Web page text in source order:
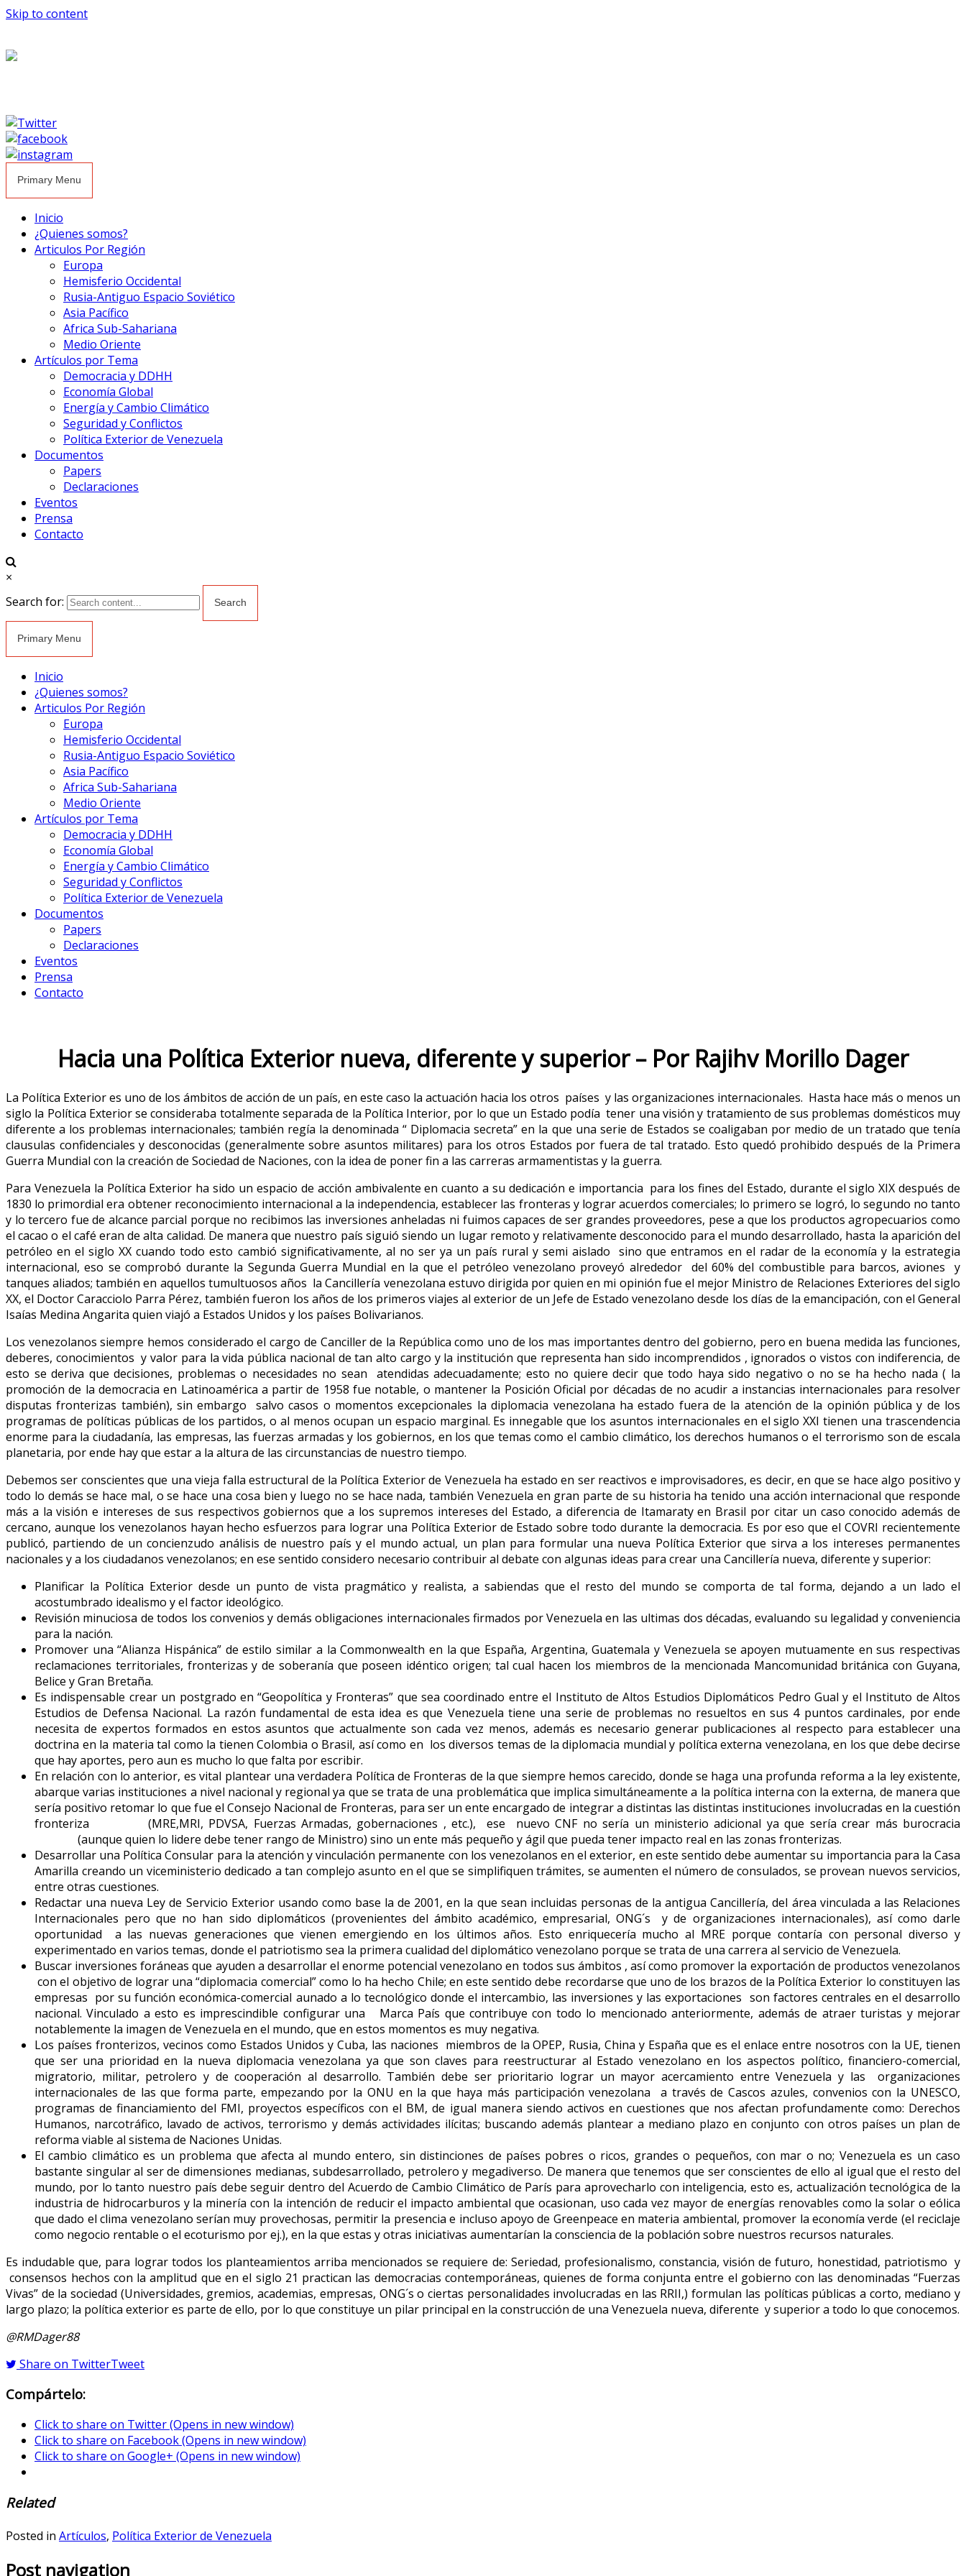
Skip to content
Primary Menu
Inicio
¿Quienes somos?
Articulos Por Región
Europa
Hemisferio Occidental
Rusia-Antiguo Espacio Soviético
Asia Pacífico
Africa Sub-Sahariana
Medio Oriente
Artículos por Tema
Democracia y DDHH
Economía Global
Energía y Cambio Climático
Seguridad y Conflictos
Política Exterior de Venezuela
Documentos
Papers
Declaraciones
Eventos
Prensa
Contacto
×
Search for:
Primary Menu
Inicio
¿Quienes somos?
Articulos Por Región
Europa
Hemisferio Occidental
Rusia-Antiguo Espacio Soviético
Asia Pacífico
Africa Sub-Sahariana
Medio Oriente
Artículos por Tema
Democracia y DDHH
Economía Global
Energía y Cambio Climático
Seguridad y Conflictos
Política Exterior de Venezuela
Documentos
Papers
Declaraciones
Eventos
Prensa
Contacto
Hacia una Política Exterior nueva, diferente y superior – Por Rajihv Morillo Dager
La Política Exterior es uno de los ámbitos de acción de un país, en este caso la actuación hacia los otros países y las organizaciones internacionales. Hasta hace más o menos un
siglo la Política Exterior se consideraba totalmente separada de la Política Interior, por lo que un Estado podía tener una visión y tratamiento de sus problemas domésticos muy
diferente a los problemas internacionales; también regía la denominada “ Diplomacia secreta” en la que una serie de Estados se coaligaban por medio de un tratado que tenía
clausulas confidenciales y desconocidas (generalmente sobre asuntos militares) para los otros Estados por fuera de tal tratado. Esto quedó prohibido después de la Primera
Guerra Mundial con la creación de Sociedad de Naciones, con la idea de poner fin a las carreras armamentistas y la guerra.
Para Venezuela la Política Exterior ha sido un espacio de acción ambivalente en cuanto a su dedicación e importancia para los fines del Estado, durante el siglo XIX después de
1830 lo primordial era obtener reconocimiento internacional a la independencia, establecer las fronteras y lograr acuerdos comerciales; lo primero se logró, lo segundo no tanto
y lo tercero fue de alcance parcial porque no recibimos las inversiones anheladas ni fuimos capaces de ser grandes proveedores, pese a que los productos agropecuarios como
el cacao o el café eran de alta calidad. De manera que nuestro país siguió siendo un lugar remoto y relativamente desconocido para el mundo desarrollado, hasta la aparición del
petróleo en el siglo XX cuando todo esto cambió significativamente, al no ser ya un país rural y semi aislado sino que entramos en el radar de la economía y la estrategia
internacional, eso se comprobó durante la Segunda Guerra Mundial en la que el petróleo venezolano proveyó alrededor del 60% del combustible para barcos, aviones y
tanques aliados; también en aquellos tumultuosos años la Cancillería venezolana estuvo dirigida por quien en mi opinión fue el mejor Ministro de Relaciones Exteriores del siglo
XX, el Doctor Caracciolo Parra Pérez, también fueron los años de los primeros viajes al exterior de un Jefe de Estado venezolano desde los días de la emancipación, con el General
Isaías Medina Angarita quien viajó a Estados Unidos y los países Bolivarianos.
Los venezolanos siempre hemos considerado el cargo de Canciller de la República como uno de los mas importantes dentro del gobierno, pero en buena medida las funciones,
deberes, conocimientos y valor para la vida pública nacional de tan alto cargo y la institución que representa han sido incomprendidos , ignorados o vistos con indiferencia, de
esto se deriva que decisiones, problemas o necesidades no sean atendidas adecuadamente; esto no quiere decir que todo haya sido negativo o no se ha hecho nada ( la
promoción de la democracia en Latinoamérica a partir de 1958 fue notable, o mantener la Posición Oficial por décadas de no acudir a instancias internacionales para resolver
disputas fronterizas también), sin embargo salvo casos o momentos excepcionales la diplomacia venezolana ha estado fuera de la atención de la opinión pública y de los
programas de políticas públicas de los partidos, o al menos ocupan un espacio marginal. Es innegable que los asuntos internacionales en el siglo XXI tienen una trascendencia
enorme para la ciudadanía, las empresas, las fuerzas armadas y los gobiernos, en los que temas como el cambio climático, los derechos humanos o el terrorismo son de escala
planetaria, por ende hay que estar a la altura de las circunstancias de nuestro tiempo.
Debemos ser conscientes que una vieja falla estructural de la Política Exterior de Venezuela ha estado en ser reactivos e improvisadores, es decir, en que se hace algo positivo y
todo lo demás se hace mal, o se hace una cosa bien y luego no se hace nada, también Venezuela en gran parte de su historia ha tenido una acción internacional que responde
más a la visión e intereses de sus respectivos gobiernos que a los supremos intereses del Estado, a diferencia de Itamaraty en Brasil por citar un caso conocido además de
cercano, aunque los venezolanos hayan hecho esfuerzos para lograr una Política Exterior de Estado sobre todo durante la democracia. Es por eso que el COVRI recientemente
publicó, partiendo de un concienzudo análisis de nuestro país y el mundo actual, un plan para formular una nueva Política Exterior que sirva a los intereses permanentes
nacionales y a los ciudadanos venezolanos; en ese sentido considero necesario contribuir al debate con algunas ideas para crear una Cancillería nueva, diferente y superior:
Planificar la Política Exterior desde un punto de vista pragmático y realista, a sabiendas que el resto del mundo se comporta de tal forma, dejando a un lado el
acostumbrado idealismo y el factor ideológico.
Revisión minuciosa de todos los convenios y demás obligaciones internacionales firmados por Venezuela en las ultimas dos décadas, evaluando su legalidad y conveniencia
para la nación.
Promover una “Alianza Hispánica” de estilo similar a la Commonwealth en la que España, Argentina, Guatemala y Venezuela se apoyen mutuamente en sus respectivas
reclamaciones territoriales, fronterizas y de soberanía que poseen idéntico origen; tal cual hacen los miembros de la mencionada Mancomunidad británica con Guyana,
Belice y Gran Bretaña.
Es indispensable crear un postgrado en “Geopolítica y Fronteras” que sea coordinado entre el Instituto de Altos Estudios Diplomáticos Pedro Gual y el Instituto de Altos
Estudios de Defensa Nacional. La razón fundamental de esta idea es que Venezuela tiene una serie de problemas no resueltos en sus 4 puntos cardinales, por ende
necesita de expertos formados en estos asuntos que actualmente son cada vez menos, además es necesario generar publicaciones al respecto para establecer una
doctrina en la materia tal como la tienen Colombia o Brasil, así como en los diversos temas de la diplomacia mundial y política externa venezolana, en los que debe decirse
que hay aportes, pero aun es mucho lo que falta por escribir.
En relación con lo anterior, es vital plantear una verdadera Política de Fronteras de la que siempre hemos carecido, donde se haga una profunda reforma a la ley existente,
abarque varias instituciones a nivel nacional y regional ya que se trata de una problemática que implica simultáneamente a la política interna con la externa, de manera que
sería positivo retomar lo que fue el Consejo Nacional de Fronteras, para ser un ente encargado de integrar a distintas las distintas instituciones involucradas en la cuestión
fronteriza (MRE,MRI, PDVSA, Fuerzas Armadas, gobernaciones , etc.), ese nuevo CNF no sería un ministerio adicional ya que sería crear más burocracia
(aunque quien lo lidere debe tener rango de Ministro) sino un ente más pequeño y ágil que pueda tener impacto real en las zonas fronterizas.
Desarrollar una Política Consular para la atención y vinculación permanente con los venezolanos en el exterior, en este sentido debe aumentar su importancia para la Casa
Amarilla creando un viceministerio dedicado a tan complejo asunto en el que se simplifiquen trámites, se aumenten el número de consulados, se provean nuevos servicios,
entre otras cuestiones.
Redactar una nueva Ley de Servicio Exterior usando como base la de 2001, en la que sean incluidas personas de la antigua Cancillería, del área vinculada a las Relaciones
Internacionales pero que no han sido diplomáticos (provenientes del ámbito académico, empresarial, ONG´s y de organizaciones internacionales), así como darle
oportunidad a las nuevas generaciones que vienen emergiendo en los últimos años. Esto enriquecería mucho al MRE porque contaría con personal diverso y
experimentado en varios temas, donde el patriotismo sea la primera cualidad del diplomático venezolano porque se trata de una carrera al servicio de Venezuela.
Buscar inversiones foráneas que ayuden a desarrollar el enorme potencial venezolano en todos sus ámbitos , así como promover la exportación de productos venezolanos
con el objetivo de lograr una “diplomacia comercial” como lo ha hecho Chile; en este sentido debe recordarse que uno de los brazos de la Política Exterior lo constituyen las
empresas por su función económica-comercial aunado a lo tecnológico donde el intercambio, las inversiones y las exportaciones son factores centrales en el desarrollo
nacional. Vinculado a esto es imprescindible configurar una Marca País que contribuye con todo lo mencionado anteriormente, además de atraer turistas y mejorar
notablemente la imagen de Venezuela en el mundo, que en estos momentos es muy negativa.
Los países fronterizos, vecinos como Estados Unidos y Cuba, las naciones miembros de la OPEP, Rusia, China y España que es el enlace entre nosotros con la UE, tienen
que ser una prioridad en la nueva diplomacia venezolana ya que son claves para reestructurar al Estado venezolano en los aspectos político, financiero-comercial,
migratorio, militar, petrolero y de cooperación al desarrollo. También debe ser prioritario lograr un mayor acercamiento entre Venezuela y las organizaciones
internacionales de las que forma parte, empezando por la ONU en la que haya más participación venezolana a través de Cascos azules, convenios con la UNESCO,
programas de financiamiento del FMI, proyectos específicos con el BM, de igual manera siendo activos en cuestiones que nos afectan profundamente como: Derechos
Humanos, narcotráfico, lavado de activos, terrorismo y demás actividades ilícitas; buscando además plantear a mediano plazo en conjunto con otros países un plan de
reforma viable al sistema de Naciones Unidas.
El cambio climático es un problema que afecta al mundo entero, sin distinciones de países pobres o ricos, grandes o pequeños, con mar o no; Venezuela es un caso
bastante singular al ser de dimensiones medianas, subdesarrollado, petrolero y megadiverso. De manera que tenemos que ser conscientes de ello al igual que el resto del
mundo, por lo tanto nuestro país debe seguir dentro del Acuerdo de Cambio Climático de París para aprovecharlo con inteligencia, esto es, actualización tecnológica de la
industria de hidrocarburos y la minería con la intención de reducir el impacto ambiental que ocasionan, uso cada vez mayor de energías renovables como la solar o eólica
que dado el clima venezolano serían muy provechosas, permitir la presencia e incluso apoyo de Greenpeace en materia ambiental, promover la economía verde (el reciclaje
como negocio rentable o el ecoturismo por ej.), en la que estas y otras iniciativas aumentarían la consciencia de la población sobre nuestros recursos naturales.
Es indudable que, para lograr todos los planteamientos arriba mencionados se requiere de: Seriedad, profesionalismo, constancia, visión de futuro, honestidad, patriotismo y
consensos hechos con la amplitud que en el siglo 21 practican las democracias contemporáneas, quienes de forma conjunta entre el gobierno con las denominadas “Fuerzas
Vivas” de la sociedad (Universidades, gremios, academias, empresas, ONG´s o ciertas personalidades involucradas en las RRII,) formulan las políticas públicas a corto, mediano y
largo plazo; la política exterior es parte de ello, por lo que constituye un pilar principal en la construcción de una Venezuela nueva, diferente y superior a todo lo que conocemos.
@RMDager88
Share on TwitterTweet
Compártelo:
Click to share on Twitter (Opens in new window)
Click to share on Facebook (Opens in new window)
Click to share on Google+ (Opens in new window)
Related
Posted in Artículos, Política Exterior de Venezuela
Post navigation